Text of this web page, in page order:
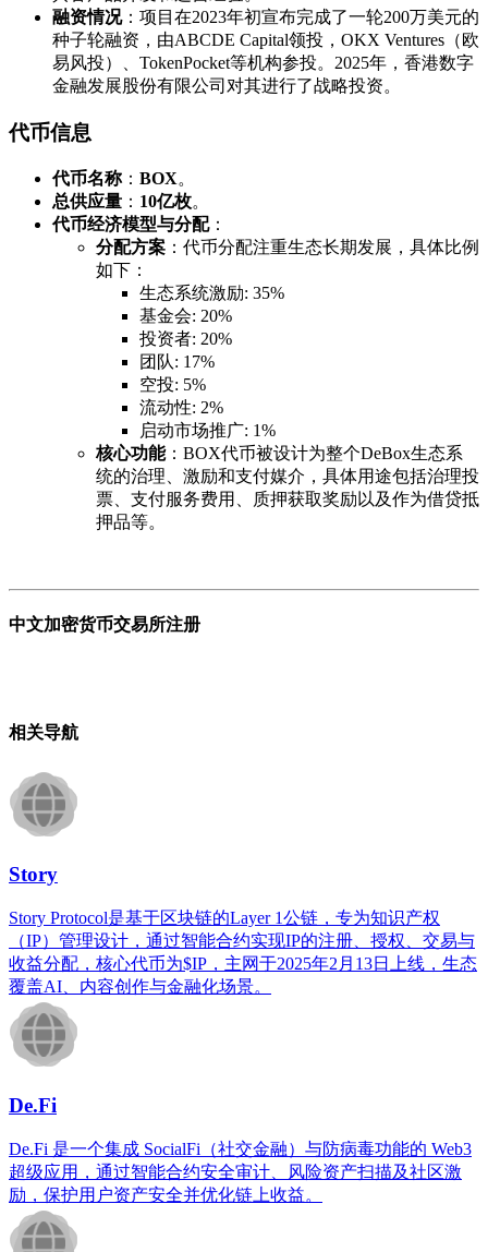
融资情况：项目在2023年初宣布完成了一轮200万美元的
种子轮融资，由ABCDE Capital领投，OKX Ventures（欧
易风投）、TokenPocket等机构参投。2025年，香港数字
金融发展股份有限公司对其进行了战略投资。
代币信息
代币名称： BOX。
总供应量 ： 10亿枚。
代币经济模型与分配：
分配方案 ：代币分配注重生态长期发展，具体比例
如下：
生态系统激励: 35%
基金会: 20%
投资者: 20%
团队: 17%
空投: 5%
流动性: 2%
启动市场推广: 1%
核心功能：BOX代币被设计为整个DeBox生态系
统的治理、激励和支付媒介，具体用途包括治理投
票、支付服务费用、质押获取奖励以及作为借贷抵
押品等。
中文加密货币交易所注册
相关导航
Story
Story Protocol是基于区块链的Layer 1公链，专为知识产权
（IP）管理设计，通过智能合约实现IP的注册、授权、交易与
收益分配，核心代币为$IP，主网于2025年2月13日上线，生态
覆盖AI、内容创作与金融化场景。
De.Fi
De.Fi 是一个集成 ​​SocialFi（社交金融）与防病毒功能​​的 Web3
超级应用，通过智能合约安全审计、风险资产扫描及社区激
励，保护用户资产安全并优化链上收益。